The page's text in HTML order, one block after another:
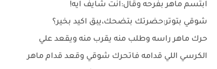
ابتسم ماهر بفرحه وقال:انت شايف ايه!
شوقي بتوتر:حضرتك بتضحك،يبق اكيد بخير؟
حرك ماهر راسه وطلب منه يقرب منه ويقعد علي
الكرسي اللي قدامه فاتحرك شوقي وقعد قدام ماهر